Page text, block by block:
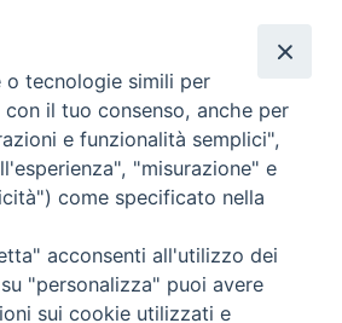
via dei Monti Lepini)
tecnologie simili per
il tuo consenso, anche per
e funzionalità semplici",
"misurazione" e
come specificato nella
acconsenti all'utilizzo dei
"personalizza" puoi avere
sui cookie utilizzati e